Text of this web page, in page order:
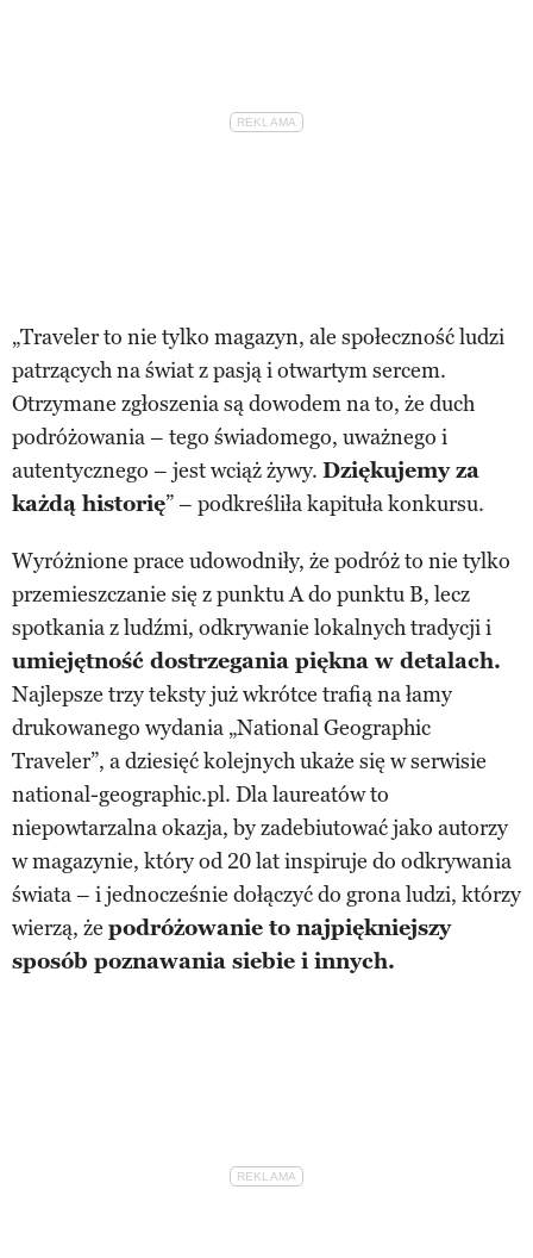
„Traveler to nie tylko magazyn, ale społeczność ludzi
patrzących na świat z pasją i otwartym sercem.
Otrzymane zgłoszenia są dowodem na to, że duch
podróżowania – tego świadomego, uważnego i
autentycznego – jest wciąż żywy. Dziękujemy za
każdą historię” – podkreśliła kapituła konkursu.
Wyróżnione prace udowodniły, że podróż to nie tylko
przemieszczanie się z punktu A do punktu B, lecz
spotkania z ludźmi, odkrywanie lokalnych tradycji i
umiejętność dostrzegania piękna w detalach.
Najlepsze trzy teksty już wkrótce trafią na łamy
drukowanego wydania „National Geographic
Traveler”, a dziesięć kolejnych ukaże się w serwisie
national-geographic.pl. Dla laureatów to
niepowtarzalna okazja, by zadebiutować jako autorzy
w magazynie, który od 20 lat inspiruje do odkrywania
świata – i jednocześnie dołączyć do grona ludzi, którzy
wierzą, że podróżowanie to najpiękniejszy
sposób poznawania siebie i innych.